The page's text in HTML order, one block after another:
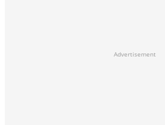
Advertisement